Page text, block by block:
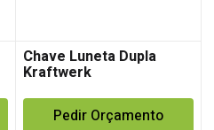
Chave Luneta Dupla
Kraftwerk
Pedir Orçamento